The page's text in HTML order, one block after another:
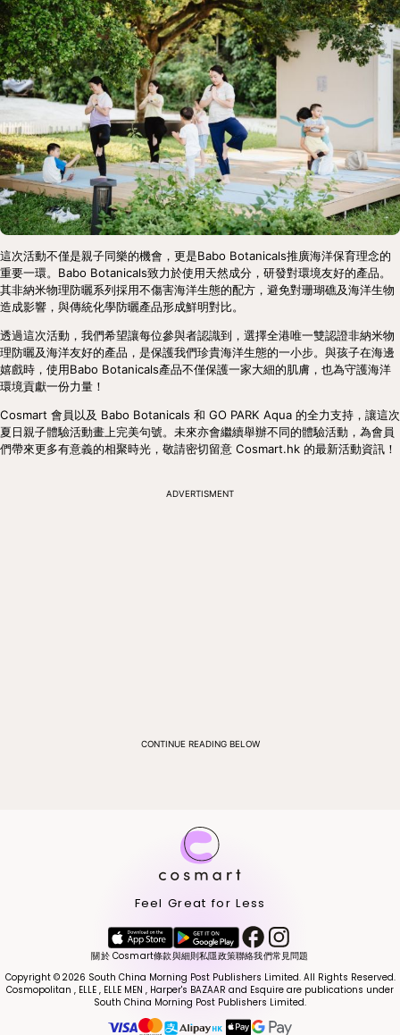
這次活動不僅是親子同樂的機會，更是Babo Botanicals推廣海洋保育理念的
重要一環。Babo Botanicals致力於使用天然成分，研發對環境友好的產品。
其非納米物理防曬系列採用不傷害海洋生態的配方，避免對珊瑚礁及海洋生物
造成影響，與傳統化學防曬產品形成鮮明對比。
透過這次活動，我們希望讓每位參與者認識到，選擇全港唯一雙認證非納米物
理防曬及海洋友好的產品，是保護我們珍貴海洋生態的一小步。與孩子在海邊
嬉戲時，使用Babo Botanicals產品不僅保護一家大細的肌膚，也為守護海洋
環境貢獻一份力量！
Cosmart 會員以及 Babo Botanicals 和 GO PARK Aqua 的全力支持，讓這次
夏日親子體驗活動畫上完美句號。未來亦會繼續舉辦不同的體驗活動，為會員
們帶來更多有意義的相聚時光，敬請密切留意 Cosmart.hk 的最新活動資訊！
ADVERTISMENT
CONTINUE READING BELOW
Feel Great for Less
關於 Cosmart條款與細則私隱政策聯絡我們常見問題
Copyright © 2026 South China Morning Post Publishers Limited. All Rights Reserved.
Cosmopolitan , ELLE , ELLE MEN , Harper's BAZAAR and Esquire are publications under
South China Morning Post Publishers Limited.